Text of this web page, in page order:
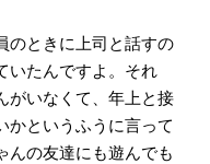
のときに上司と話すの
いたんですよ。それ
がいなくて、年上と接
かというふうに言って
んの友達にも遊んでも